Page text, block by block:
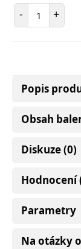
- Počet
+
Popis
Obsah
Diskuze (0)
Hodnocení
Parametry
Na otázky